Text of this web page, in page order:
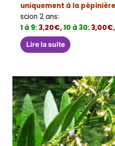
uniquement à la pépinière
scion 2 ans:
1 à 9:3,20€,10 à 30:3,00€,
Lire la suite